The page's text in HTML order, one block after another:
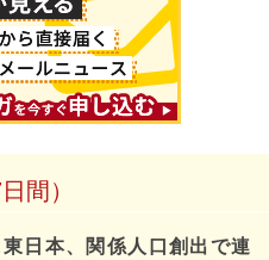
間）
日本、関係人口創出で連